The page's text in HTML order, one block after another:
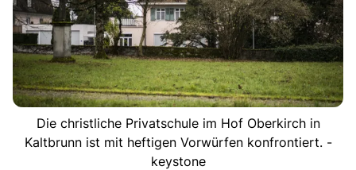
Die christliche Privatschule im Hof Oberkirch in
Kaltbrunn ist mit heftigen Vorwürfen konfrontiert. -
keystone